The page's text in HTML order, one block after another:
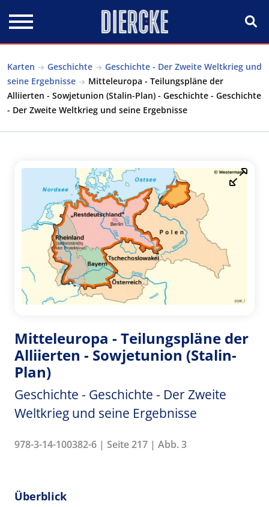
Karten Geschichte
Geschichte - Der Zweite Weltkrieg und
seine Ergebnisse
Mitteleuropa - Teilungspläne der
Alliierten - Sowjetunion (Stalin-Plan) - Geschichte - Geschichte
- Der Zweite Weltkrieg und seine Ergebnisse
Mitteleuropa - Teilungspläne der
Alliierten - Sowjetunion (Stalin-
Plan)
Geschichte - Geschichte - Der Zweite
Weltkrieg und seine Ergebnisse
978-3-14-100382-6 | Seite 217 | Abb. 3
Überblick